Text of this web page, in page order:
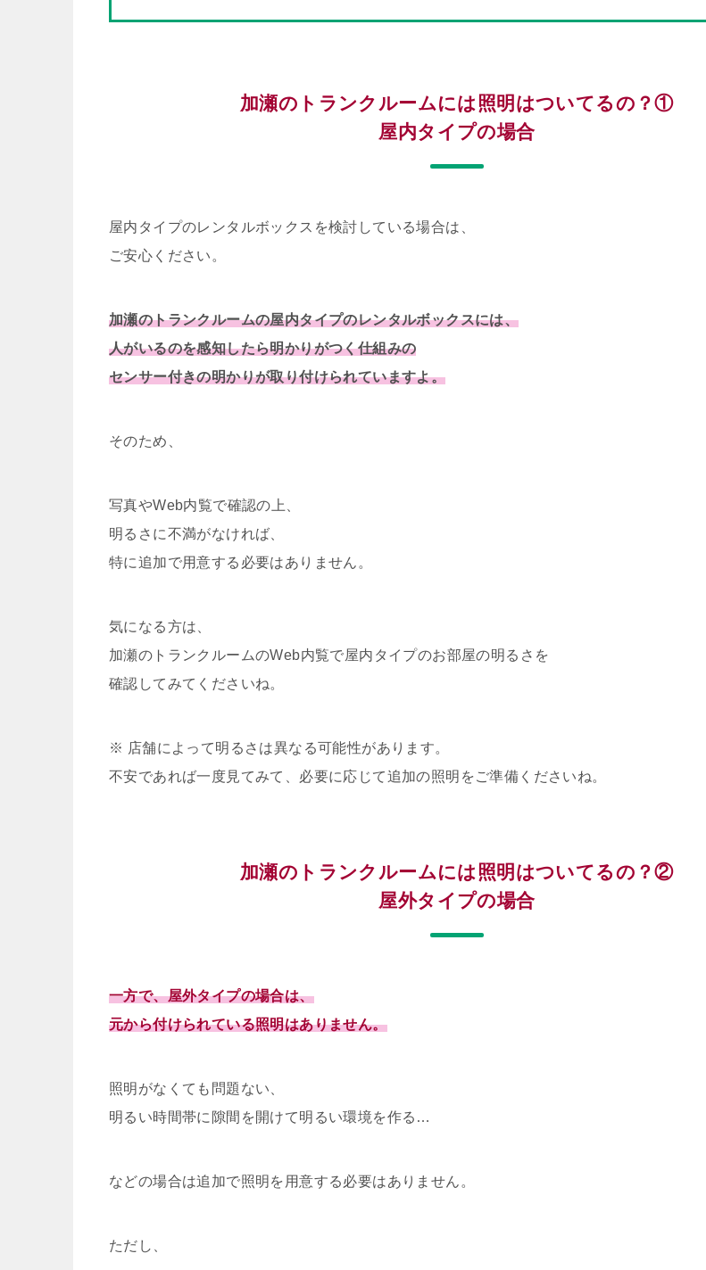
加瀬のトランクルームには照明はついてるの？①
屋内タイプの場合
屋内タイプのレンタルボックスを検討している場合は、
ご安心ください。
加瀬のトランクルームの屋内タイプのレンタルボックスには、
人がいるのを感知したら明かりがつく仕組みの
センサー付きの明かりが取り付けられていますよ。
そのため、
写真やWeb内覧で確認の上、
明るさに不満がなければ、
特に追加で用意する必要はありません。
気になる方は、
加瀬のトランクルームのWeb内覧で屋内タイプのお部屋の明るさを
確認してみてくださいね。
※ 店舗によって明るさは異なる可能性があります。
不安であれば一度見てみて、必要に応じて追加の照明をご準備くださいね。
加瀬のトランクルームには照明はついてるの？②
屋外タイプの場合
一方で、屋外タイプの場合は、
元から付けられている照明はありません。
照明がなくても問題ない、
明るい時間帯に隙間を開けて明るい環境を作る…
などの場合は追加で照明を用意する必要はありません。
ただし、